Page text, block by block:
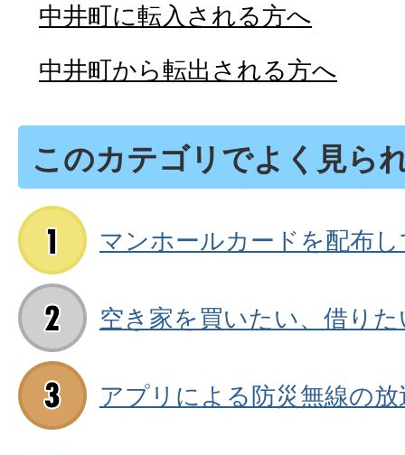
中井町に転入される方へ
中井町から転出される方へ
このカテゴリでよく見ら
マンホールカードを配布
空き家を買いたい、借りた
アプリによる防災無線の